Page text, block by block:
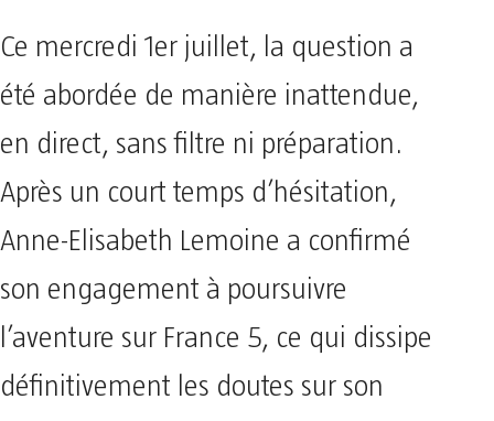
Ce mercredi 1er juillet, la question a
été abordée de manière inattendue,
en direct, sans filtre ni préparation.
Après un court temps d’hésitation,
Anne-Elisabeth Lemoine a confirmé
son engagement à poursuivre
l’aventure sur France 5, ce qui dissipe
définitivement les doutes sur son